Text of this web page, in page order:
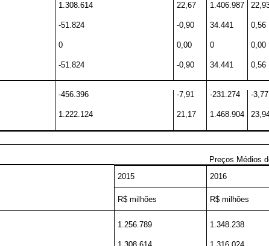
1.308.614 22,67 1.406.987
-51.824 -0,90 34.441 0,56
0 0,00 0 0,00
-51.824 -0,90 34.441 0,56
-456.396 -7,91 -231.274 -3,77
1.222.124 21,17 1.468.904
Preços Médios
2015 2016
R$ milhões R$ milhões
1.256.789 1.348.238